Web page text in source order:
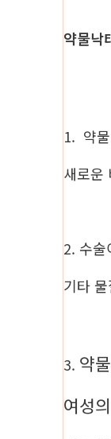
약물낙
1. 약
새로운
2. 수술
기타
3. 약
여성